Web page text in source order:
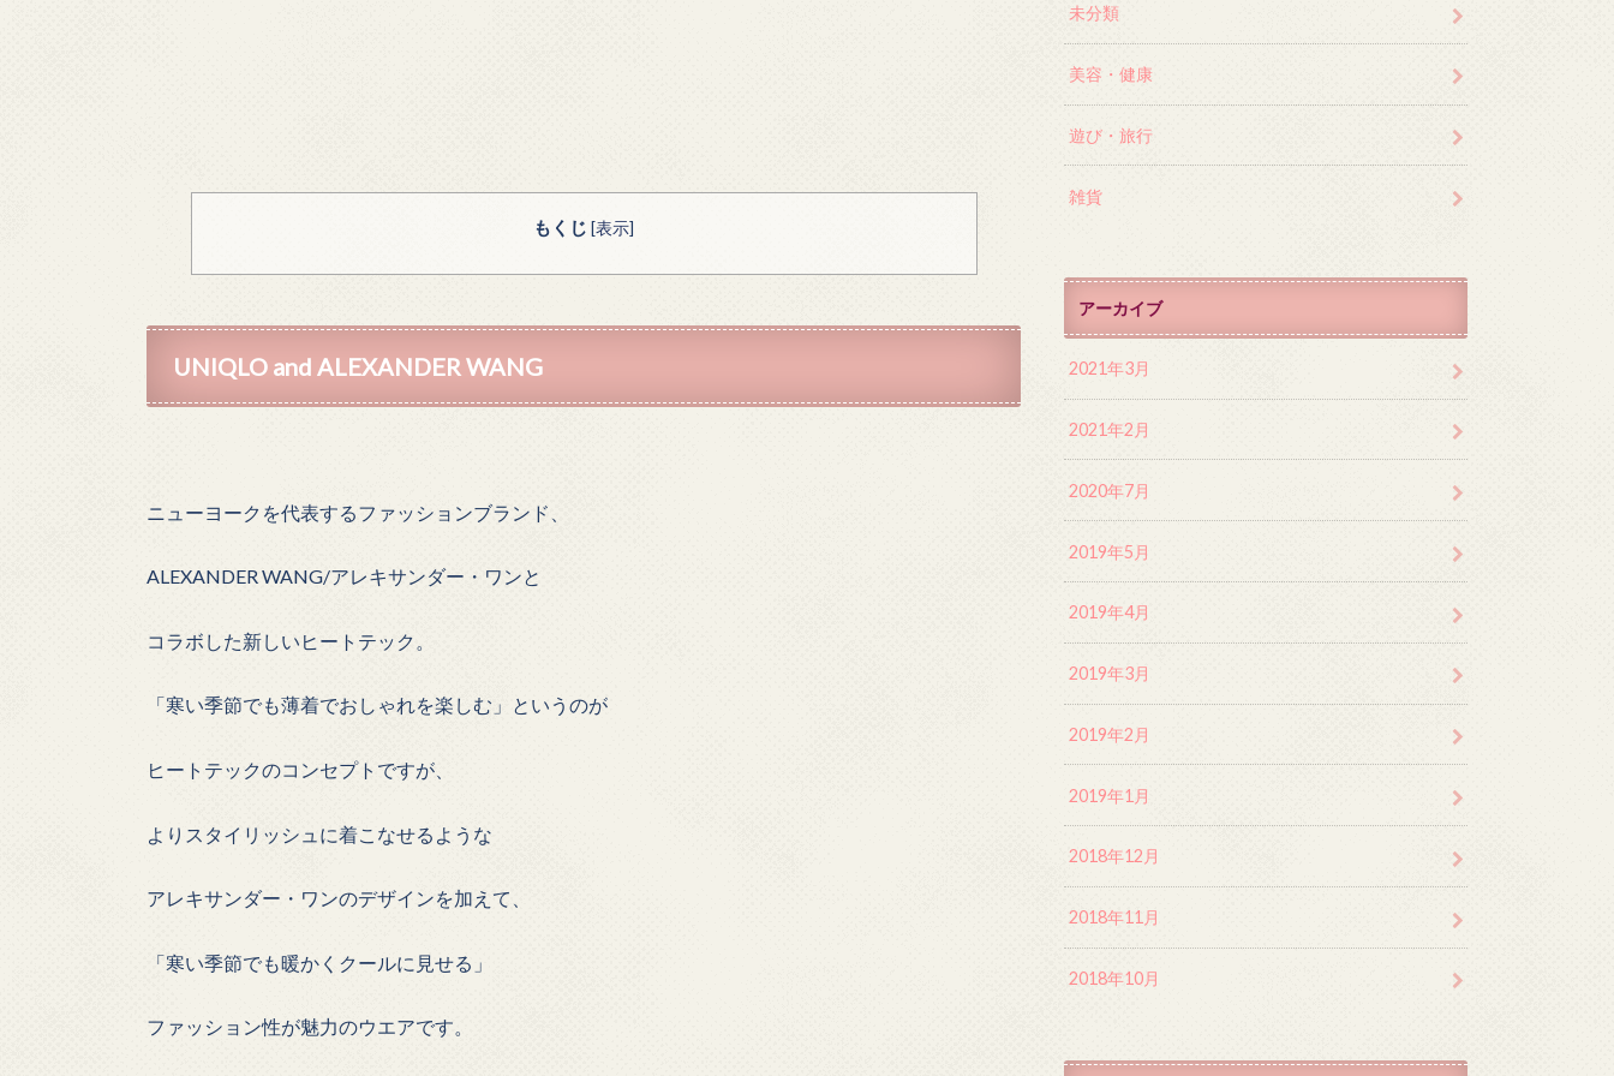
もくじ [表示]
UNIQLO and ALEXANDER WANG
ニューヨークを代表するファッションブランド、
ALEXANDER WANG/アレキサンダー・ワンと
コラボした新しいヒートテック。
「寒い季節でも薄着でおしゃれを楽しむ」というのが
ヒートテックのコンセプトですが、
よりスタイリッシュに着こなせるような
アレキサンダー・ワンのデザインを加えて、
「寒い季節でも暖かくクールに見せる」
ファッション性が魅力のウエアです。
未分類
美容・健康
遊び・旅行
雑貨
アーカイブ
2021年3月
2021年2月
2020年7月
2019年5月
2019年4月
2019年3月
2019年2月
2019年1月
2018年12月
2018年11月
2018年10月